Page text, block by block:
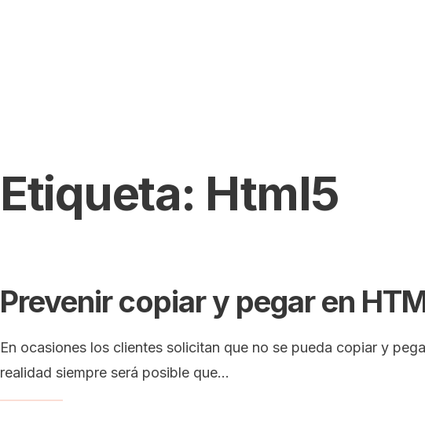
Etiqueta: Html5
Prevenir copiar y pegar en
En ocasiones los clientes solicitan que no se pueda copiar y
realidad siempre será posible que...